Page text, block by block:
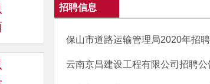
招聘信息
保山市道路运输管理局2020年招
云南京昌建设工程有限公司招聘公